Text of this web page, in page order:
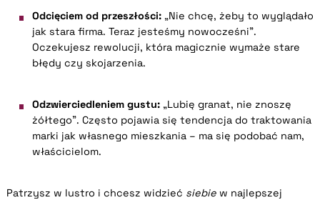
Odcięciem od przeszłości: „Nie chcę, żeby to wyglądało
jak stara firma. Teraz jesteśmy nowocześni”.
Oczekujesz rewolucji, która magicznie wymaże stare
błędy czy skojarzenia.
Odzwierciedleniem gustu: „Lubię granat, nie znoszę
żółtego”. Często pojawia się tendencja do traktowania
marki jak własnego mieszkania – ma się podobać nam,
właścicielom.
Patrzysz w lustro i chcesz widzieć siebie w najlepszej